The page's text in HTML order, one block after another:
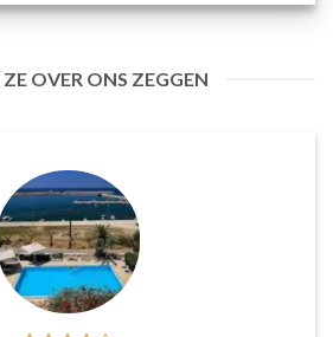
OVER ONS ZEGGEN